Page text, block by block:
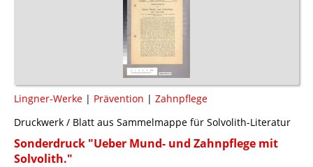
Lingner-Werke | Prävention | Zahnpflege
Druckwerk / Blatt aus Sammelmappe für Solvolith-Literatur
Sonderdruck "Ueber Mund- und Zahnpflege mit
Solvolith."